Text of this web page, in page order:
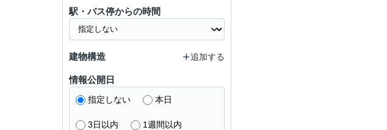
駅・バス停からの時間
建物構造 追加する
情報公開日
指定しない 本日
3日以内 1週間以内